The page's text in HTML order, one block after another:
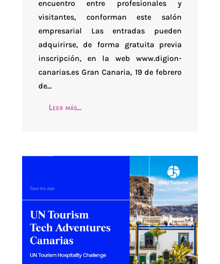
encuentro entre profesionales y
visitantes, conforman este salón
empresarial Las entradas pueden
adquirirse, de forma gratuita previa
inscripción, en la web www.digion-
canarias.es Gran Canaria, 19 de febrero
de...
Leer más...